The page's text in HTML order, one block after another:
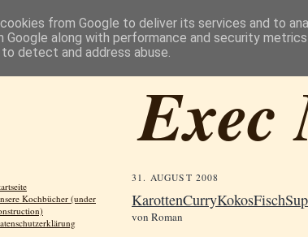
Exec
Kochbücher (under
31. AUGUST 2008
von Roman
from Google to deliver its services and to
Google along with performance and security
detect and address abuse.